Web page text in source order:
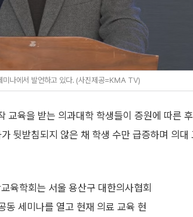
나에서 발언하고 있다. (사진제공=KMA TV)
교육을 받는 의과대학 학생들이 증원에 따른
뒷받침되지 않은 채 학생 수만 급증하며 의대
육학회는 서울 용산구 대한의사협회
동 세미나를 열고 현재 의료 교육 현